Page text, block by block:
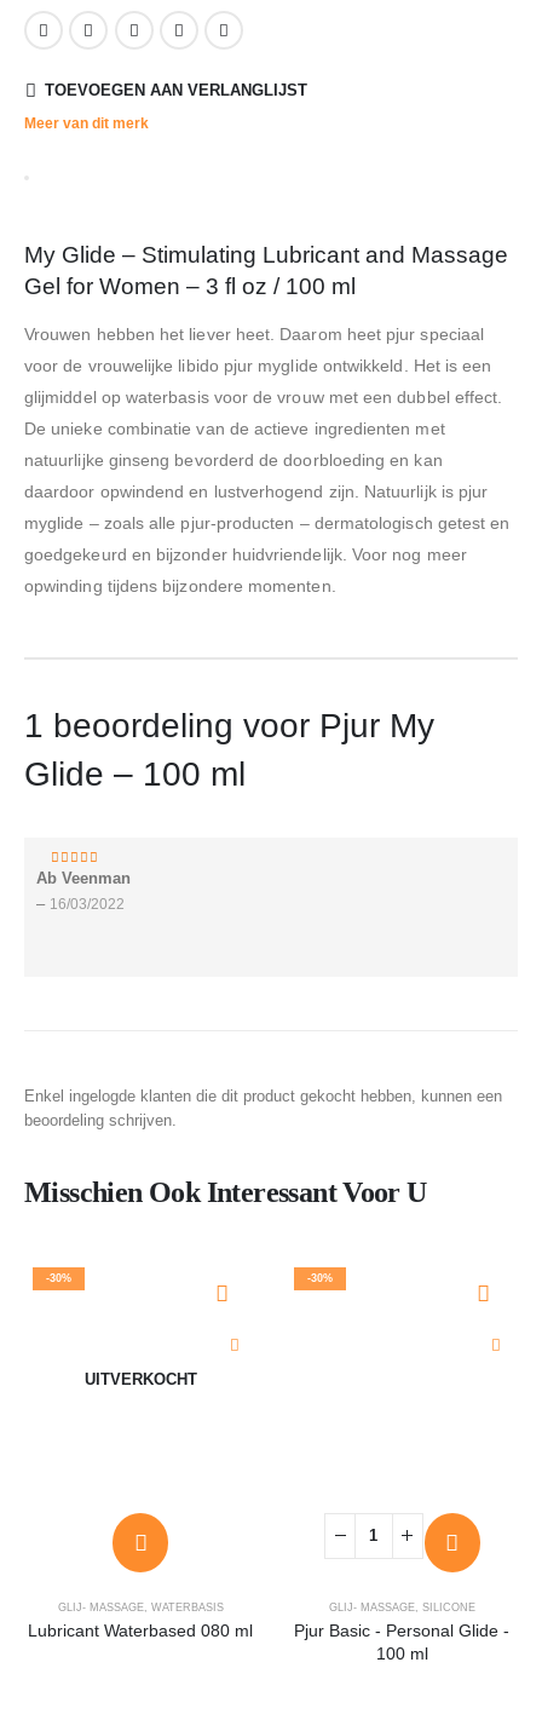
TOEVOEGEN AAN VERLANGLIJST
Meer van dit merk
My Glide – Stimulating Lubricant and Massage
Gel for Women – 3 fl oz / 100 ml
Vrouwen hebben het liever heet. Daarom heet pjur speciaal
voor de vrouwelijke libido pjur myglide ontwikkeld. Het is een
glijmiddel op waterbasis voor de vrouw met een dubbel effect.
De unieke combinatie van de actieve ingredienten met
natuurlijke ginseng bevorderd de doorbloeding en kan
daardoor opwindend en lustverhogend zijn. Natuurlijk is pjur
myglide – zoals alle pjur-producten – dermatologisch getest en
goedgekeurd en bijzonder huidvriendelijk. Voor nog meer
opwinding tijdens bijzondere momenten.
1 beoordeling voor Pjur My
Glide – 100 ml
5 van 5
Ab Veenman
– 16/03/2022
Enkel ingelogde klanten die dit product gekocht hebben, kunnen een
beoordeling schrijven.
Misschien Ook Interessant Voor U
-30%
UITVERKOCHT
GLIJ- MASSAGE, WATERBASIS
Lubricant Waterbased 080 ml
-30%
GLIJ- MASSAGE, SILICONE
Pjur Basic - Personal Glide -
100 ml